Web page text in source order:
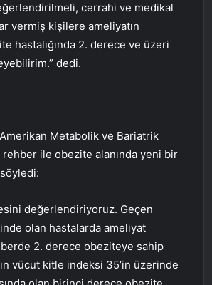
cerrahi ve medikal
vermiş kişilere ameliyatın
hastalığında 2. derece ve üzeri
dedi.
Metabolik ve Bariatrik
rehber ile obezite alanında yeni bir
değerlendiriyoruz. Geçen
olan hastalarda ameliyat
2. derece obeziteye sahip
vücut kitle indeksi 35’in üzerinde